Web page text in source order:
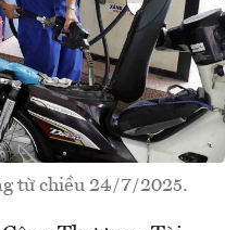
từ chiều 24/7/2025.